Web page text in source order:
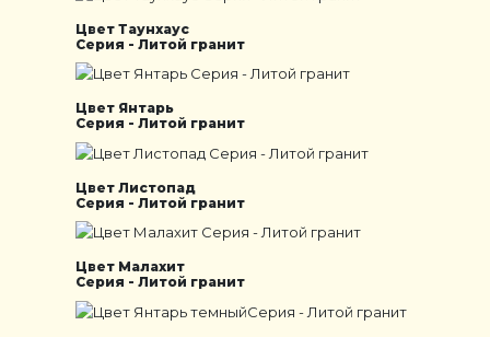
Цвет Таунхаус
Серия - Литой гранит
Цвет Янтарь
Серия - Литой гранит
Цвет Листопад
Серия - Литой гранит
Цвет Малахит
Серия - Литой гранит